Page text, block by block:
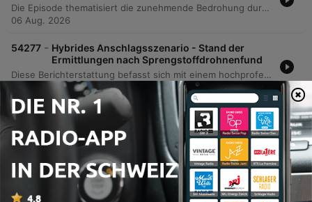
Die Episode thematisiert die zunehmende Bedrohung durch russische Drohnen im europäischen Luftraum, wie etwa die Verletzung des polnischen Luftraums im September letzten Jahres. Die NATO und die EU reagieren auf diese hybride Kriegsführung mit verstärkten Sicherheitsmaßnahmen für Gipfeltreffen sowie massiven Investitionen in die Abwehrtechnologie. Ein zentraler Aspekt ist die wirtschaftliche Herausforderung, kostengünstige Drohnen nicht mit extrem teuren Raketen abwehren zu können. Um dies zu ändern, planen NATO-Mitglieder hohe Investitionen und eine massive Ausweitung von Trainingsprogrammen sowie europäische Initiativen zur Entwicklung neuer Abwehrsysteme unter Einbeziehung ukrainischer Erfahrungen.
06 Aug. 2026
54277 - Hybrides Anschlagsszenario - Stand der
Ermittlungen nach Sprengstoffdrohnenfund
Diese Berichterstattung befasst sich mit einem hochprofessionellen Anschlag mittels militärischen Sprengstoffs, den Bundesinnenminister Dobrindt als neue Bedrohungsqualität einstuft. Die Ermittlungen untersuchen die Beteiligung fremder Mächte, wobei Sicherheitsexperten wie Nico Lange auf hybride Angriffe Russlands durch Sabotage und Drohnenüberflüge hinweisen. Der Vorfall wirft Fragen zur Effektivität der deutschen Sicherheitsarchitektur und der Drohnenabwehr an kritischen Infrastrukturen wie Flughäfen auf.
06 Aug. 2026
54275
Geplante Reform - Diskussion um Rente: Frei
fordert Tempo von Bas
Die aktuelle Debatte um die Rentenreform in Deutschland spitzt sich zu, da mehrere Ministerpräsidenten aus Ostdeutschland die Beibehaltung der abschlagsfreien Rente nach 45 Beitragsjahren fordern. Diese Position steht im Widerspruch zur Linie der Bundesregierung und dem geplanten Kompromiss zwischen CDU, CSU und SPD. Während Thorsten Frei von der CDU-CSU-Bundestagsfraktion auf ein schnelles Verfahren drängt und einen Gesetzentwurf fordert, zeigt sich die SPD intern gespalten, was die Bundesregierung unter Druck setzt.
54274 - Fußball - Nach der FIFA-Krisensitzung:
Infantino gestärkt?